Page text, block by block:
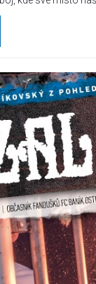
Spartu. Chybět